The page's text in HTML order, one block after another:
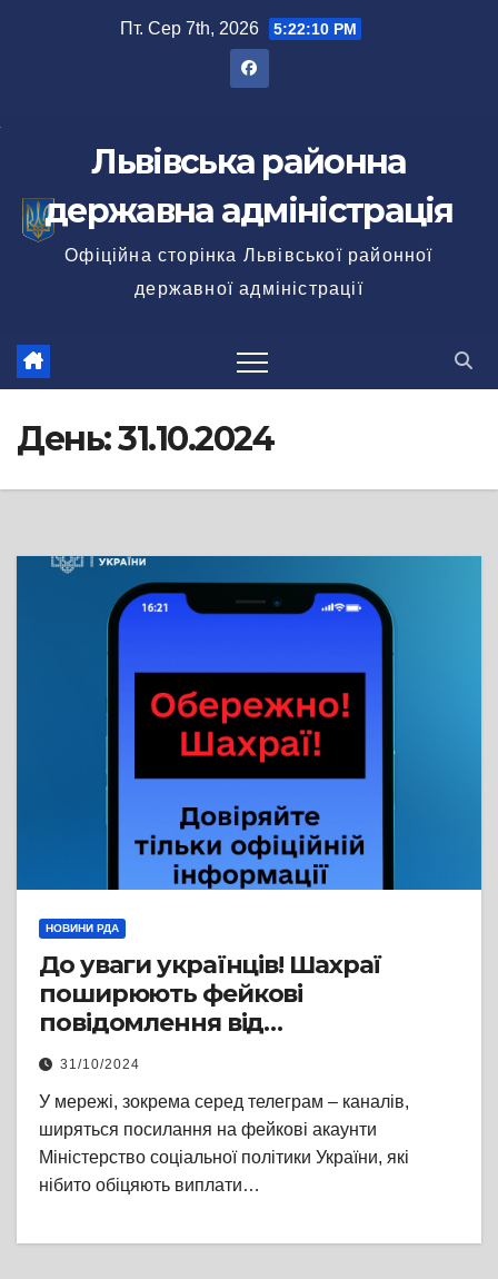
Пт. Сер 7th, 2026 5:22:12 PM
Львівська районна
державна адміністрація
Офіційна сторінка Львівської районної
державної адміністрації
День:31.10.2024
НОВИНИ РДА
До уваги українців! Шахраї
поширюють фейкові
повідомлення від
Мінсоцполітики!
31/10/2024
У мережі, зокрема серед телеграм – каналів,
ширяться посилання на фейкові акаунти
Міністерство соціальної політики України, які
нібито обіцяють виплати…